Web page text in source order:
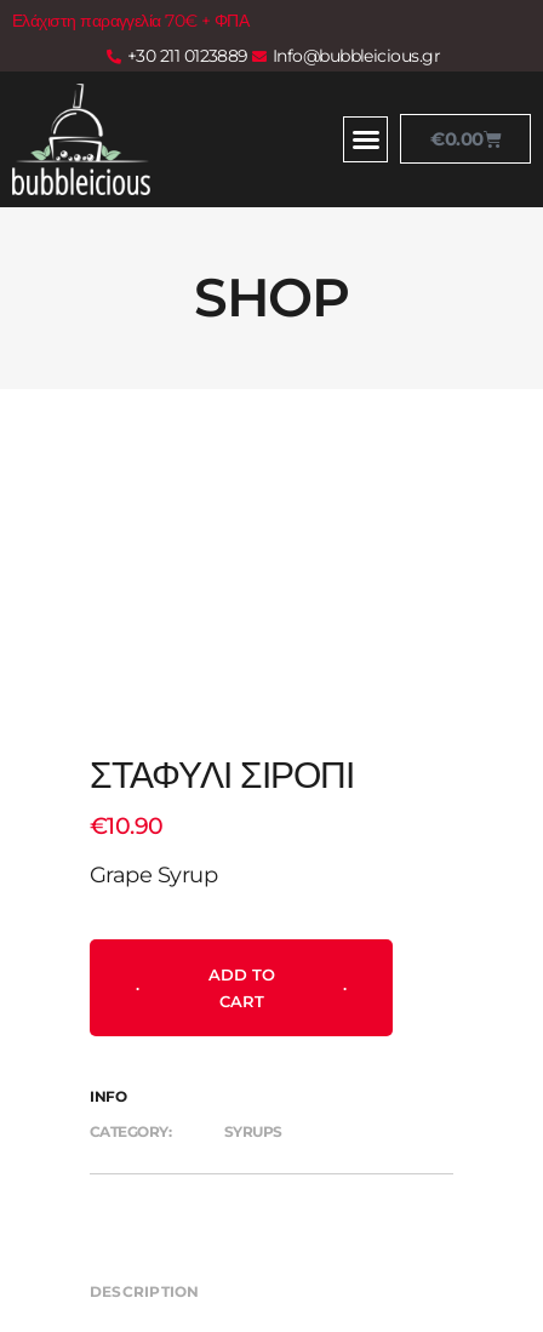
Ελάχιστη παραγγελία 70€ + ΦΠΑ
+30 211 0123889
Info@bubbleicious.gr
€0.00
SHOP
ΣΤΑΦΥΛΙ ΣΙΡΟΠΙ
€10.90
Grape Syrup
ADD TO
CART
INFO
CATEGORY:
SYRUPS
DESCRIPTION